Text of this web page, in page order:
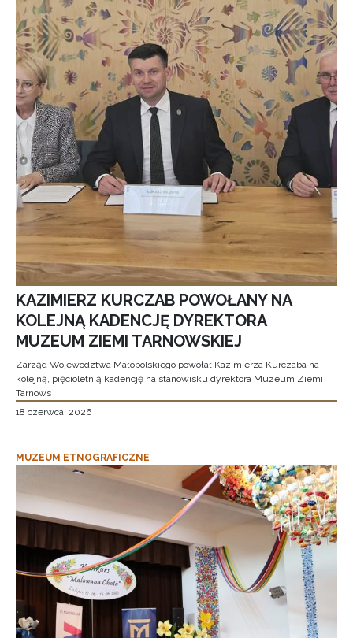
KAZIMIERZ KURCZAB POWOŁANY NA
KOLEJNĄ KADENCJĘ DYREKTORA
MUZEUM ZIEMI TARNOWSKIEJ
Zarząd Województwa Małopolskiego powołał Kazimierza Kurczaba na
kolejną, pięcioletnią kadencję na stanowisku dyrektora Muzeum Ziemi
Tarnows
18 czerwca, 2026
MUZEUM ETNOGRAFICZNE